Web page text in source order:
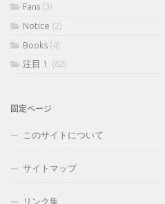
Fans (3)
Notice (2)
Books (4)
注目！
(62)
固定ページ
このサイトについて
サイトマップ
リンク集